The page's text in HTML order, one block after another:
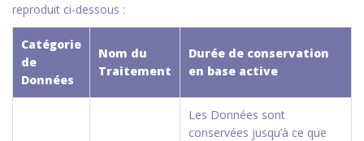
reproduit ci-dessous :
Catégorie
de
Données
Nom du
Traitement
Durée de conservation
en base active
Les Données sont
conservées jusqu’à ce que